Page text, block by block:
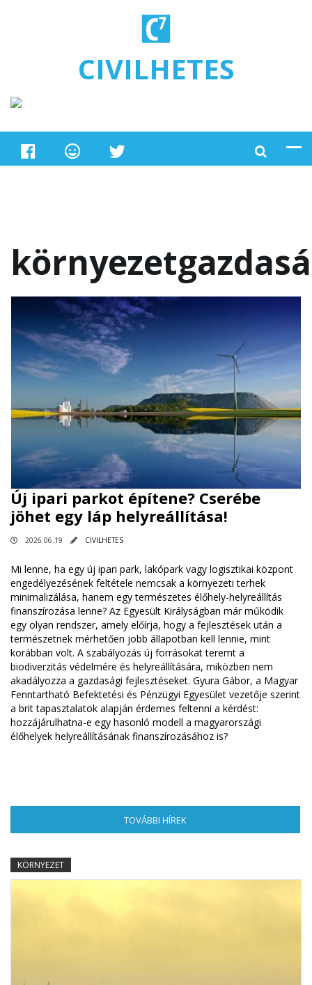
CIVILHETES
Új ipari parkot építene? Cserébe
jöhet egy láp helyreállítása!
2026.06.19 CIVILHETES
Mi lenne, ha egy új ipari park, lakópark vagy logisztikai központ
engedélyezésének feltétele nemcsak a környezeti terhek
minimalizálása, hanem egy természetes élőhely-helyreállítás
finanszírozása lenne? Az Egyesült Királyságban már működik
egy olyan rendszer, amely előírja, hogy a fejlesztések után a
természetnek mérhetően jobb állapotban kell lennie, mint
korábban volt. A szabályozás új forrásokat teremt a
biodiverzitás védelmére és helyreállítására, miközben nem
akadályozza a gazdasági fejlesztéseket. Gyura Gábor, a Magyar
Fenntartható Befektetési és Pénzügyi Egyesület vezetője szerint
a brit tapasztalatok alapján érdemes feltenni a kérdést:
hozzájárulhatna-e egy hasonló modell a magyarországi
élőhelyek helyreállításának finanszírozásához is?
TOVÁBBI HÍREK
KÖRNYEZET